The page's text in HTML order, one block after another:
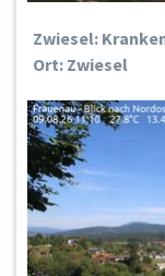
Zwiesel:
Ort: Zwiesel